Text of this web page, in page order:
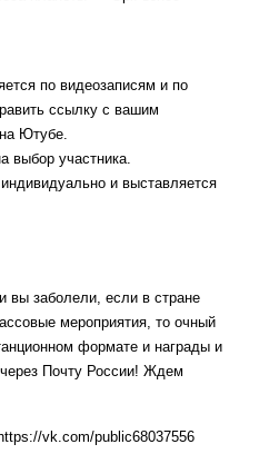
по видеозаписям и по
ссылку с вашим
Ютубе.
выбор участника.
и выставляется
вы заболели, если в стране
мероприятия, то очный
формате и награды и
Почту России! Ждем
vk.com/public68037556